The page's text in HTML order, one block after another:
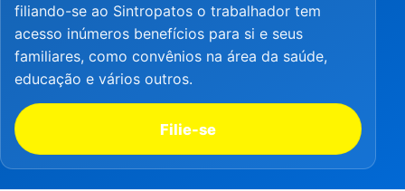
filiando-se ao Sintropatos o trabalhador tem
acesso inúmeros benefícios para si e seus
familiares, como convênios na área da saúde,
educação e vários outros.
Filie-se